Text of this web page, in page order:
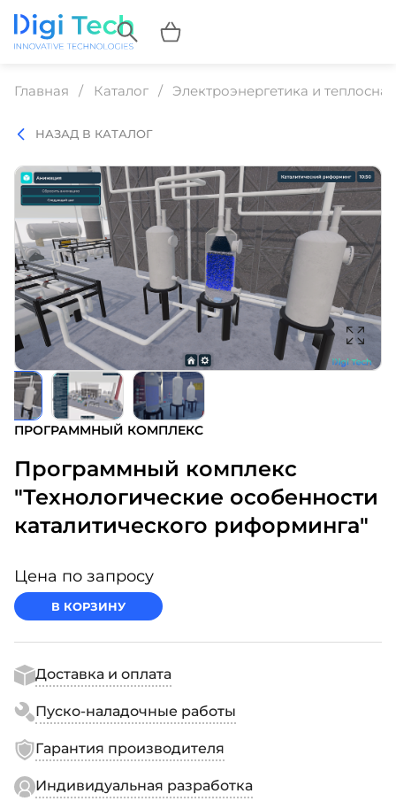
Главная Каталог Электроэнергетика и
НАЗАД В КАТАЛОГ
ПРОГРАММНЫЙ КОМПЛЕКС
Программный комплекс
"Технологические особенности
каталитического риформинга"
Цена по запросу
В КОРЗИНУ
Доставка и оплата
Пуско-наладочные работы
Гарантия производителя
Индивидуальная разработка